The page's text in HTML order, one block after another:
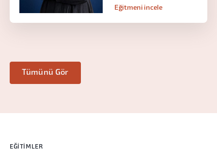
Eğitmeni incele
Tümünü Gör
EĞITIMLER